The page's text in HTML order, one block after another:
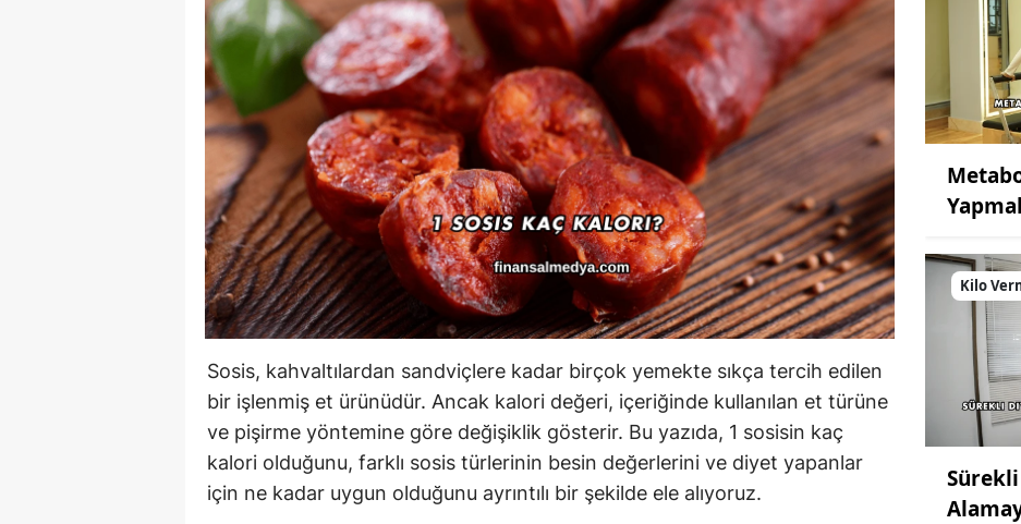
Sosis, kahvaltılardan sandviçlere kadar birçok yemekte sıkça tercih edilen
bir işlenmiş et ürünüdür. Ancak kalori değeri, içeriğinde kullanılan et türüne
ve pişirme yöntemine göre değişiklik gösterir. Bu yazıda, 1 sosisin kaç
kalori olduğunu, farklı sosis türlerinin besin değerlerini ve diyet yapanlar
için ne kadar uygun olduğunu ayrıntılı bir şekilde ele alıyoruz.
Kilo